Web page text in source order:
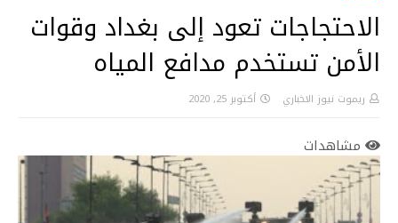
الاحتجاجات تعود إلى بغداد وقوات
الأمن تستخدم مدافع المياه
ريموت نيوز الاخباري أكتوبر 25, 2020
مشاهدات